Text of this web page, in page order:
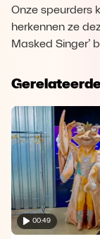
Onze speurders
herkennen ze
Masked Singer’
00:49